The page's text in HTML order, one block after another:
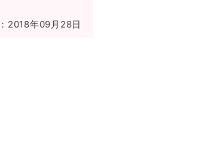
2018年09月28日